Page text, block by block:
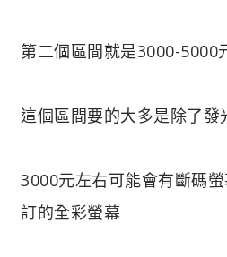
第二個區間就是3000-5000
這個區間要的大多是除了發
3000元左右可能會有斷碼
訂的全彩螢幕